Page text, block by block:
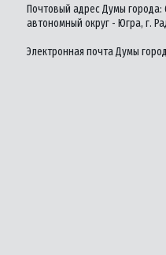
Почтовый адрес Думы города:
автономный округ - Югра, г.
Электронная почта Думы